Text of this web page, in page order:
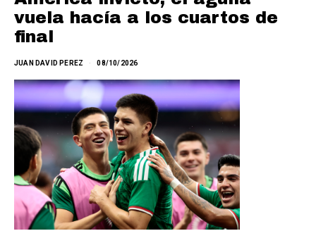
vuela hacía a los cuartos de
final
JUAN DAVID PEREZ 08/10/2026